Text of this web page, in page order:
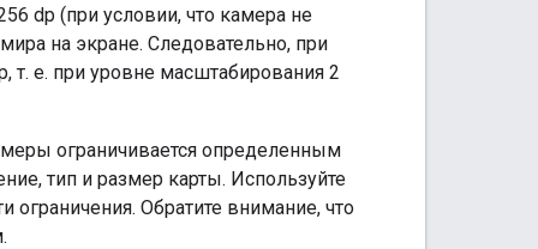
dp (при условии, что камера не
на экране. Следовательно, при
т. е. при уровне масштабирования 2
ограничивается определенным
тип и размер карты. Используйте
ограничения. Обратите внимание, что